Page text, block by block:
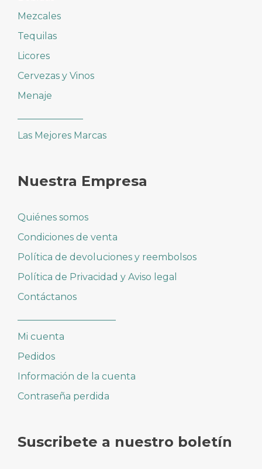
Mezcales
Tequilas
Licores
Cervezas y Vinos
Menaje
Las Mejores Marcas
Nuestra Empresa
Quiénes somos
Condiciones de venta
Política de devoluciones y reembolsos
Política de Privacidad y Aviso legal
Contáctanos
Mi cuenta
Pedidos
Información de la cuenta
Contraseña perdida
Suscribete a nuestro boletín